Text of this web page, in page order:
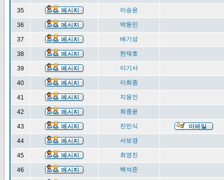
35 이승윤
36 박동민
37 배기성
38 한재호
39 이기서
40 이희종
41 지용인
42 최종윤
43 진민식
44 서보경
45 최영진
46 백석준